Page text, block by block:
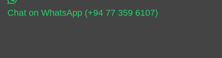
Chat on WhatsApp (+94 77 359 6107)